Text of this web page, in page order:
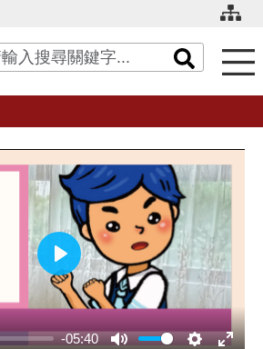
字搜尋
-05:40
播
放